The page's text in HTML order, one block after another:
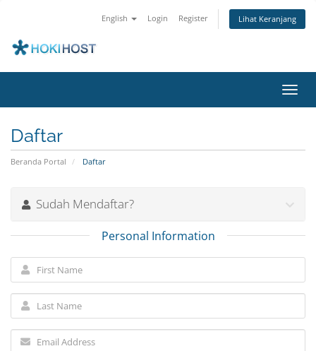
English Login Register Lihat Keranjang
Daftar
Beranda Portal Daftar
Sudah Mendaftar?
Personal Information